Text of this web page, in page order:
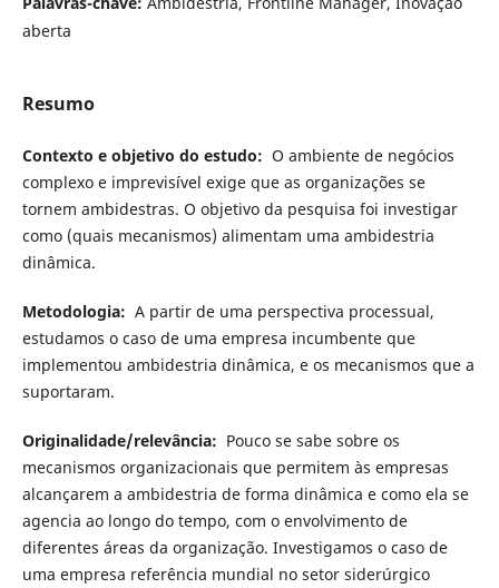
aberta
Resumo
Contexto e objetivo do estudo: O ambiente de negócios
complexo e imprevisível exige que as organizações se
tornem ambidestras. O objetivo da pesquisa foi investigar
como (quais mecanismos) alimentam uma ambidestria
dinâmica.
Metodologia: A partir de uma perspectiva processual,
estudamos o caso de uma empresa incumbente que
implementou ambidestria dinâmica, e os mecanismos que a
suportaram.
Originalidade/relevância: Pouco se sabe sobre os
mecanismos organizacionais que permitem às empresas
alcançarem a ambidestria de forma dinâmica e como ela se
agencia ao longo do tempo, com o envolvimento de
diferentes áreas da organização. Investigamos o caso de
uma empresa referência mundial no setor siderúrgico